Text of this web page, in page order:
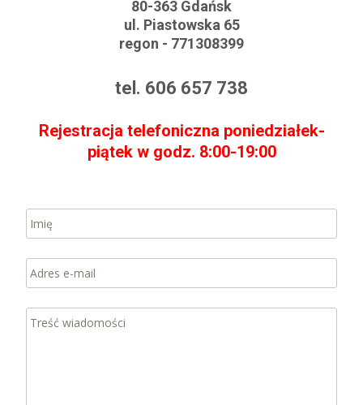
80-363 Gdańsk
ul. Piastowska 65
regon - 771308399
tel. 606 657 738
Rejestracja telefoniczna poniedziałek-
piątek w godz. 8:00-19:00